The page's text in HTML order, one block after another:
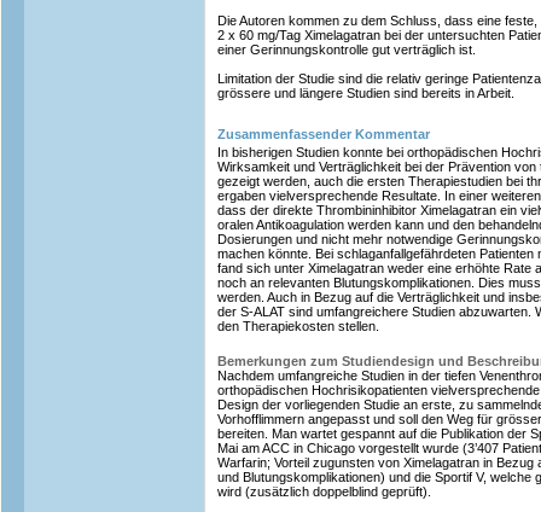
Die Autoren kommen zu dem Schluss, dass eine
2 x 60 mg/Tag Ximelagatran bei der untersuchten
einer Gerinnungskontrolle gut verträglich ist.
Limitation der Studie sind die relativ geringe
grössere und längere Studien sind bereits in Arbeit.
Zusammenfassender Kommentar
In bisherigen Studien konnte bei orthopädischen
Wirksamkeit und Verträglichkeit bei der Prävention
gezeigt werden, auch die ersten Therapiestudien bei
ergaben vielversprechende Resultate. In einer
dass der direkte Thrombininhibitor Ximelagatran ein
oralen Antikoagulation werden kann und den
Dosierungen und nicht mehr notwendige
machen könnte. Bei schlaganfallgefährdeten Patienten
fand sich unter Ximelagatran weder eine erhöhte Rate
noch an relevanten Blutungskomplikationen. Dies
werden. Auch in Bezug auf die Verträglichkeit und
der S-ALAT sind umfangreichere Studien abzuwarten.
den Therapiekosten stellen.
Bemerkungen zum Studiendesign und
Nachdem umfangreiche Studien in der tiefen
orthopädischen Hochrisikopatienten
Design der vorliegenden Studie an erste, zu
Vorhofflimmern angepasst und soll den Weg für
bereiten. Man wartet gespannt auf die Publikation der
Mai am ACC in Chicago vorgestellt wurde (3’407
Warfarin; Vorteil zugunsten von Ximelagatran in
und Blutungskomplikationen) und die Sportif V, welche
wird (zusätzlich doppelblind geprüft).